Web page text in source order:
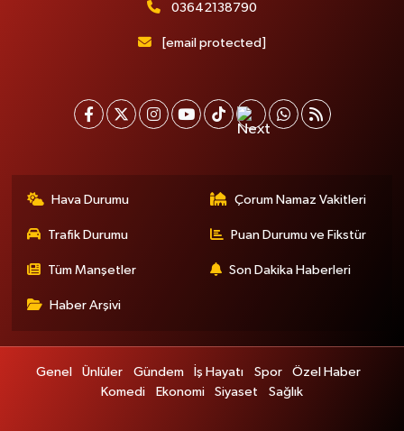
03642138790
[email protected]
Hava Durumu Çorum Namaz Vakitleri
Trafik Durumu Puan Durumu ve Fikstür
Tüm Manşetler Son Dakika Haberleri
Haber Arşivi
Genel Ünlüler Gündem İş Hayatı Spor
Özel Haber
Komedi
Ekonomi Siyaset Sağlık